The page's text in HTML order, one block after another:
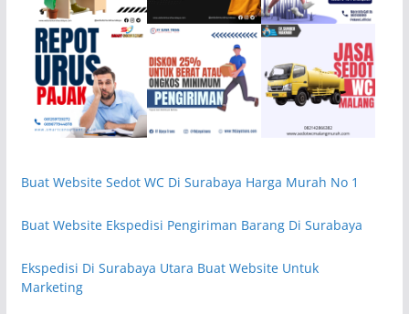
Buat Website Sedot WC Di Surabaya Harga Murah No 1
Buat Website Ekspedisi Pengiriman Barang Di Surabaya
Ekspedisi Di Surabaya Utara Buat Website Untuk
Marketing